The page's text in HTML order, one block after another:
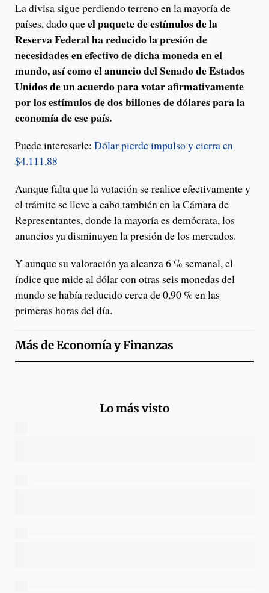
La divisa sigue perdiendo terreno en la mayoría de
países, dado queel paquete de estímulos de la
Reserva Federal ha reducido la presión de
necesidades en efectivo de dicha moneda en el
mundo, así como el anuncio del Senado de Estados
Unidos de un acuerdo para votar afirmativamente
por los estímulos de dos billones de dólares para la
economía de ese país.
Puede interesarle: Dólar pierde impulso y cierra en
$4.111,88
Aunque falta que la votación se realice efectivamente y
el trámite se lleve a cabo también en la Cámara de
Representantes, donde la mayoría es demócrata, los
anuncios ya disminuyen la presión de los mercados.
Y aunque su valoración ya alcanza 6 % semanal, el
índice que mide al dólar con otras seis monedas del
mundo se había reducido cerca de 0,90 % en las
primeras horas del día.
Más deEconomía y Finanzas
Lo más visto